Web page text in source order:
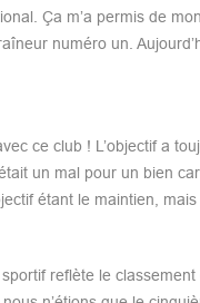
Ça m’a permis de
numéro un.
ce club ! L’objectif a
un mal pour un bien
étant le maintien, mais
reflète le